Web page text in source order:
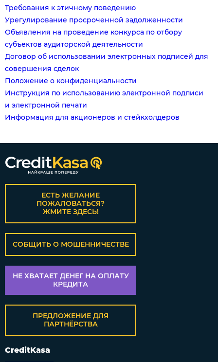
Требования к этичному поведению
Урегулирование просроченной задолженности
Объявления на проведение конкурса по отбору
субъектов аудиторской деятельности
Договор об использовании электронных подписей для
совершения сделок
Положение о конфиденциальности
Инструкция по использованию электронной подписи
и электронной печати
Информация для акционеров и стейкхолдеров
ЕСТЬ ЖЕЛАНИЕ
ПОЖАЛОВАТЬСЯ?
ЖМИТЕ ЗДЕСЬ!
СОБЩИТЬ О МОШЕННИЧЕСТВЕ
НЕ ХВАТАЕТ ДЕНЕГ НА ОПЛАТУ
КРЕДИТА
ПРЕДЛОЖЕНИЕ ДЛЯ
ПАРТНЁРСТВА
CreditKasa